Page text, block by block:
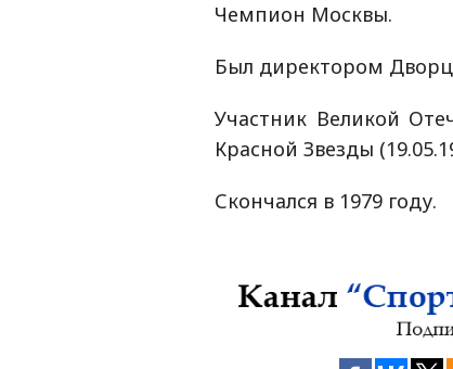
Чемпион Москвы.
Был директором
Участник Великой
Красной Звезды
Скончался в 1979 году.